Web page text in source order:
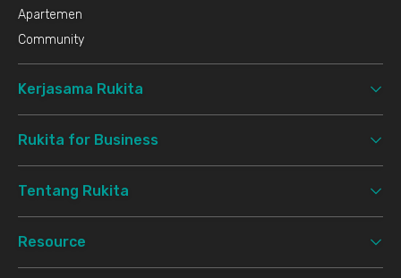
Apartemen
Community
Kerjasama Rukita
Rukita for Business
Tentang Rukita
Resource